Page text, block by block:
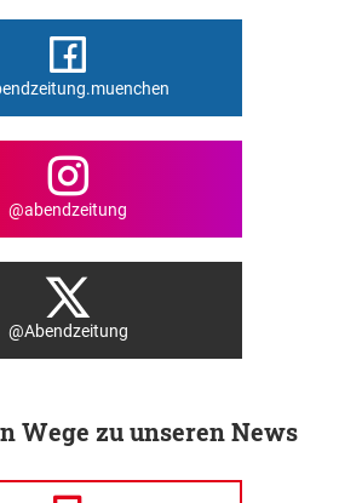
@abendzeitung
@Abendzeitung
Wege zu unseren News